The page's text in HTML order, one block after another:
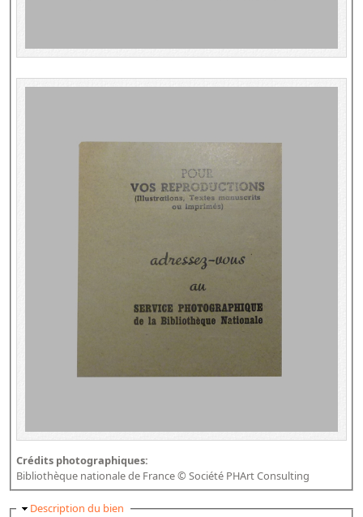
Répertoire des manuscrits du XXe siècle
Ouvrages et documents sur la BnF numérisés dans Gallica
Revue de la Bibliothèque nationale de France
Directeurs de la Bibliothèque nationale du XIVe siècle à nos jours
Implantations de la Bibliothèque nationale de France
Le fil de l'histoire (frise chonologique)
La Bibliothèque nationale de France à livre ouvert
Dépôt de la Commission de récupération artistique
Appel à projets
Recherche de sujets de recherche
Crédits photographiques:
Bibliothèque nationale de France © Société PHArt Consulting
Masquer
Description du bien